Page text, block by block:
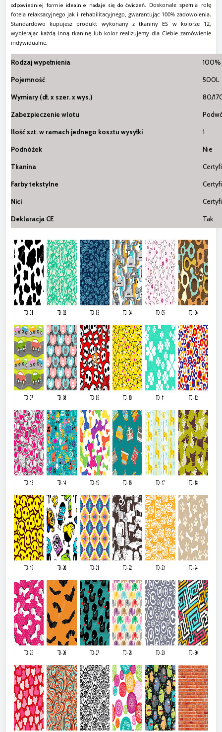
odpowiedniej formie idealnie nadaje się do ćwiczeń. Doskonale spełnia rolę
fotela relaksacyjnego jak i rehabilitacyjnego, gwarantując 100% zadowolenia.
Standardowo kupujesz produkt wykonany z tkaniny ES w kolorze 12,
wybierając każdą inną tkaninę lub kolor realizujemy dla Ciebie zamówienie
indywidualne.
Rodzaj wypełnienia 100%
Pojemność 500L
Wymiary (dł. x szer. x wys.) 80/
Zabezpieczenie wlotu
Ilość szt. w ramach jednego kosztu wysyłki 1
Podnóżek Nie
Tkanina
Farby tekstylne
Nici
Deklaracja CE Tak